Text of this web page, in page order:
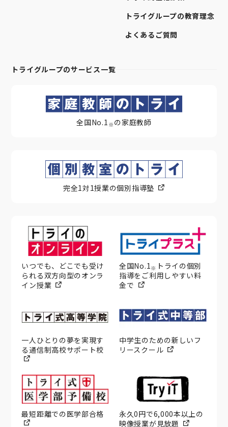
トライグループの教育理念
よくあるご質問
トライグループのサービス一覧
全国No.1 ※ の家庭教師
完全1対1授業の個別指導塾
いつでも、どこでも受け
られる双方向型のオンラ
イン授業
全国No.1※ トライの個別
指導をご利用しやすい料
金で
一人ひとりの夢を実現す
る通信制高校サポート校
中学生のための新しいフ
リースクール
最短距離での医学部合格
永久0円で6,000本以上の
映像授業が見放題